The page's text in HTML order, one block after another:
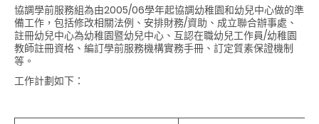
協調學前服務組為由2005/06學年起協調幼稚園和幼兒中心做的準
備工作，包括修改相關法例、安排財務/資助、成立聯合辦事處、
註冊幼兒中心為幼稚園暨幼兒中心、互認在職幼兒工作員/幼稚園
教師註冊資格、編訂學前服務機構實務手冊、訂定質素保證機制
等。
工作計劃如下：